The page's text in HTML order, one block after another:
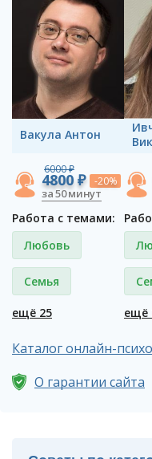
Вакула Антон
6000 ₽
4800 ₽ -20%
за 50 минут
Работа с темами:
Любовь
Семья
ещё 25 ещё
Каталог онлайн-
О гарантии сайта